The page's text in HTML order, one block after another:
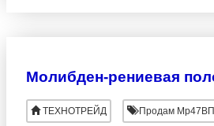
ТЕХНОТРЕЙД Продам Мр47ВП